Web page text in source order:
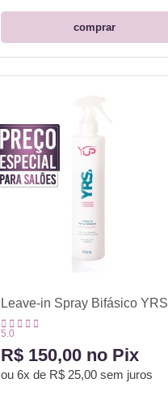
comprar
Leave-in Spray Bifásico YRS
5.0
R$ 150,00 no Pix
ou 6x de R$ 25,00sem juros